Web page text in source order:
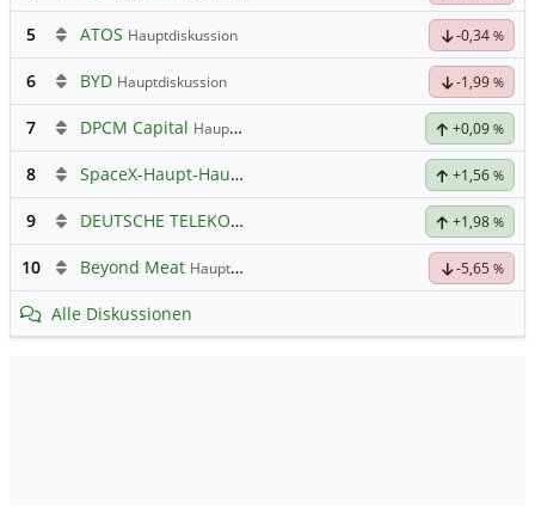
5 ATOS Hauptdiskussion -0,34 %
6 BYD Hauptdiskussion -1,99 %
7 DPCM Capital Hauptdiskussion +0,09 %
8 SpaceX-Haupt-Hauptforum +1,56 %
9 DEUTSCHE TELEKOM +1,98 %
10 Beyond Meat Hauptdiskussion -5,65 %
Alle Diskussionen